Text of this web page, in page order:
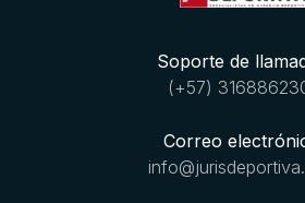
Soporte de
(+57)
Correo